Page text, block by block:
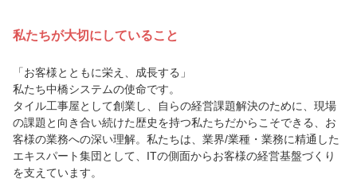
私たちが大切にしていること
「お客様とともに栄え、成長する」
私たち中橋システムの使命です。
タイル工事屋として創業し、自らの経営課題解決のために、現場
の課題と向き合い続けた歴史を持つ私たちだからこそできる、お
客様の業務への深い理解。私たちは、業界/業種・業務に精通した
エキスパート集団として、ITの側面からお客様の経営基盤づくり
を支えています。